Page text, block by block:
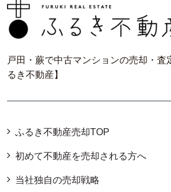
戸田・蕨で中古マンションの売却・査
るき不動産】
ふるき不動産売却TOP
初めて不動産を売却される方へ
当社独自の売却戦略